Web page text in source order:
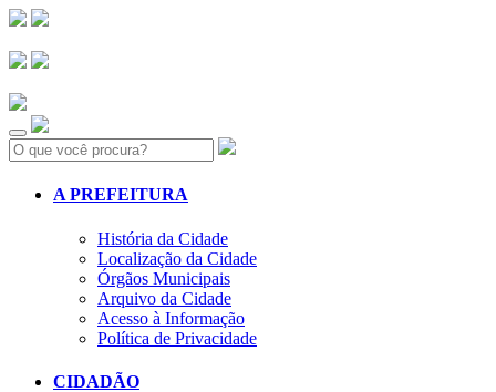
Search:
A PREFEITURA
História da Cidade
Localização da Cidade
Órgãos Municipais
Arquivo da Cidade
Acesso à Informação
Política de Privacidade
CIDADÃO